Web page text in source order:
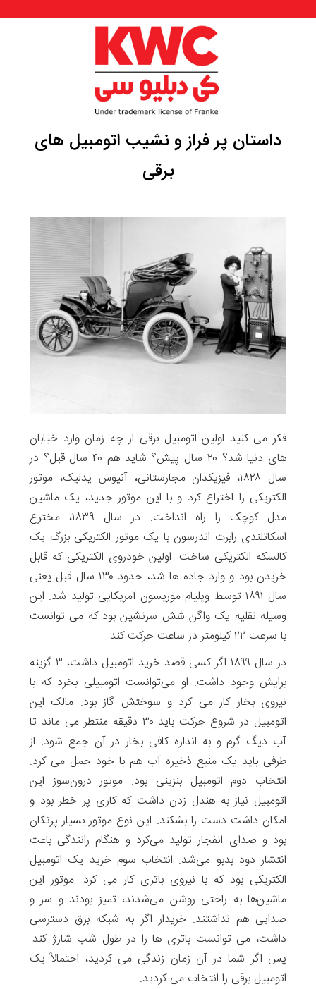
داستان پر فراز و نشیب اتومبیل های
برقی
فکر می کنید اولین اتومبیل برقی از چه زمان وارد خیابان
های دنیا شد؟ ۲۰ سال پیش؟ شاید هم ۴۰ سال قبل؟ در
سال ۱۸۲۸، فیزیکدان مجارستانی، آنیوس یدلیک، موتور
الکتریکی را اختراع کرد و با این موتور جدید، یک ماشین
مدل کوچک را راه انداخت. در سال ۱۸۳۹، مخترع
اسکاتلندی رابرت اندرسون با یک موتور الکتریکی بزرگ یک
کالسکه الکتریکی ساخت. اولین خودروی الکتریکی که قابل
خریدن بود و وارد جاده ها شد، حدود ۱۳۰ سال قبل یعنی
سال ۱۸۹۱ توسط ویلیام موریسون آمریکایی تولید شد. این
وسیله نقلیه یک واگن شش سرنشین بود که می توانست
با سرعت ۲۲ کیلومتر در ساعت حرکت کند.
در سال ۱۸۹۹ اگر کسی قصد خرید اتومبیل داشت، ‫۳ گزینه
برایش وجود داشت. او می‌توانست اتومبیلی بخرد که با
نیروی بخار کار می کرد و سوختش گاز بود. مالک این
اتومبیل در شروع حرکت باید ۳۰ دقیقه منتظر می ماند تا
آب دیگ گرم و به اندازه کافی بخار در آن جمع شود. از
طرفی باید یک منبع ذخیره آب هم با خود حمل می کرد.
انتخاب دوم اتومبیل بنزینی بود. موتور درون‌سوز این
اتومبیل نیاز به هندل زدن داشت ‫که کاری پر خطر بود و
امکان داشت دست را بشکند. این نوع موتور بسیار پرتکان
بود و صدای انفجار تولید می‌کرد و هنگام ‫رانندگی باعث
انتشار دود بدبو می‌شد. ‫انتخاب سوم خرید ‫یک اتومبیل
الکتریکی بود که با نیروی باتری کار می کرد. موتور این
ماشین‌ها به راحتی روشن می‌شدند، ‫تمیز بودند و سر و
صدایی هم نداشتند. خریدار اگر به شبکه برق دسترسی
داشت، می توانست باتری ها را در طول شب شارژ کند.
پس اگر شما در آن زمان زندگی می کردید، احتمالاً یک
اتومبیل برقی را انتخاب می کردید.